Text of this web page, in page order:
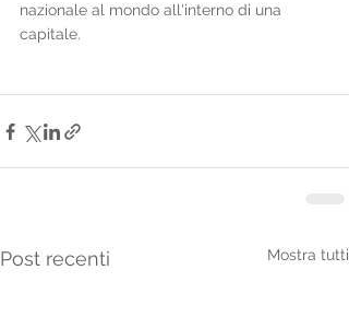
nazionale al mondo all'interno di una
capitale.
Post recenti Mostra tutti